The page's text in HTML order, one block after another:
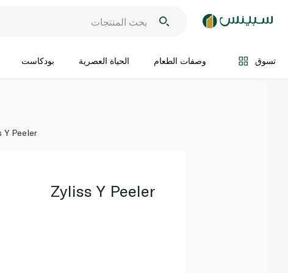
تسوق وصفات الطعام الحياة العصرية بودكاست
اضف الى السلة
Y Peeler
Zyliss Y Peeler